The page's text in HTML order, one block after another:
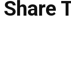
Share